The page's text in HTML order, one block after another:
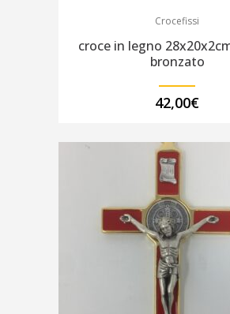
Crocefissi
croce in legno
bronzato
42,00€